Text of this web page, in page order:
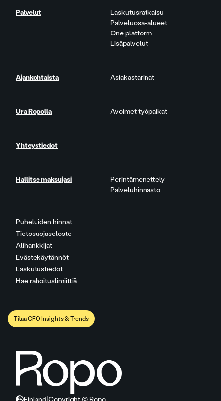
Puheluiden hinnat
Tietosuojaseloste
Alihankkijat
Evästekäytännöt
Laskutustiedot
Hae rahoituslimiittiä
Palvelut
Laskutusratkaisu
Palveluosa-alueet
One platform
Lisäpalvelut
Ajankohtaista Asiakastarinat
Ura Ropolla Avoimet työpaikat
Yhteystiedot
Hallitse maksujasi
Perintämenettely
Palveluhinnasto
Tilaa CFO Insights & Trends
Finland Copyright © Ropo